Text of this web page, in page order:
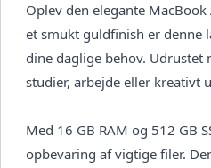
Oplev den elegante
et smukt guldfinish er denne
dine daglige behov.
studier, arbejde eller kreativt
Med 16 GB RAM og 512 GB
opbevaring af vigtige filer.